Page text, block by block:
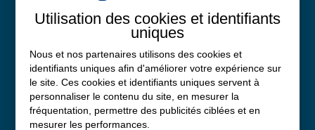
Avis Google
Utilisation des cookies et identifiants
uniques
Nous et nos partenaires utilisons des cookies et
identifiants uniques afin d'améliorer votre expérience sur
le site. Ces cookies et identifiants uniques servent à
personnaliser le contenu du site, en mesurer la
fréquentation, permettre des publicités ciblées et en
mesurer les performances.